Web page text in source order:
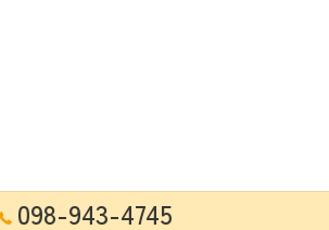
098-943-4745